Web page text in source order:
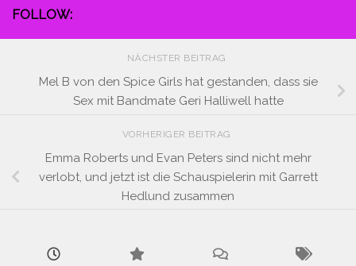
FOLLOW:
NÄCHSTER BEITRAG
Mel B von den Spice Girls hat gestanden, dass sie
Sex mit Bandmate Geri Halliwell hatte
VORHERIGER BEITRAG
Emma Roberts und Evan Peters sind nicht mehr
verlobt, und jetzt ist die Schauspielerin mit Garrett
Hedlund zusammen